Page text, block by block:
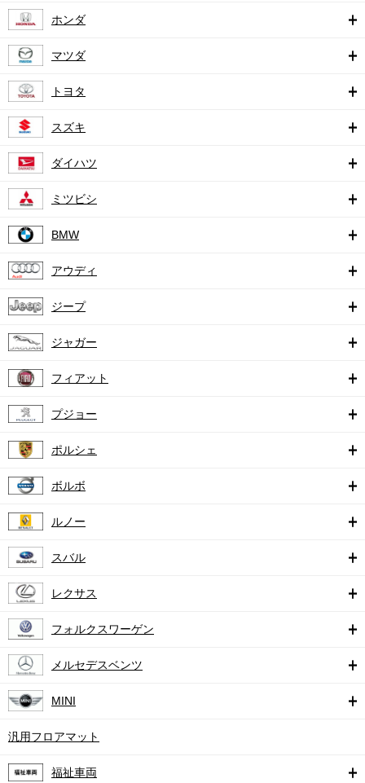
ホンダ
マツダ
トヨタ
スズキ
ダイハツ
ミツビシ
BMW
アウディ
ジープ
ジャガー
フィアット
プジョー
ポルシェ
ボルボ
ルノー
スバル
レクサス
フォルクスワーゲン
メルセデスベンツ
MINI
汎用フロアマット
福祉車両